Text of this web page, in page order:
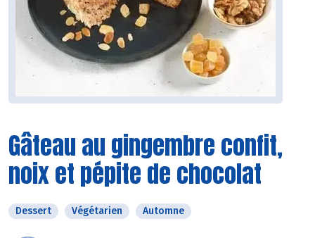
Gâteau au gingembre confit,
noix et pépite de chocolat
Dessert Végétarien Automne